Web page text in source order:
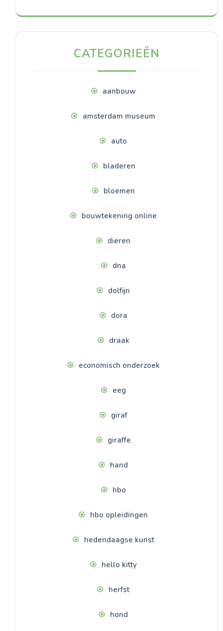
CATEGORIEËN
aanbouw
amsterdam museum
auto
bladeren
bloemen
bouwtekening online
dieren
dna
dolfijn
dora
draak
economisch onderzoek
eeg
giraf
giraffe
hand
hbo
hbo opleidingen
hedendaagse kunst
hello kitty
herfst
hond